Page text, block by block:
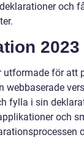
och
2023
utformade för att
webbaserade
fylla i sin
och